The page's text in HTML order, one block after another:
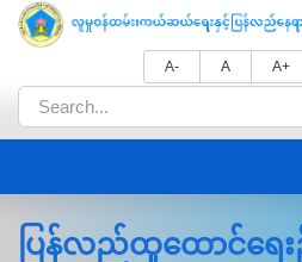
A- A A+
ပြန်လည်ထူထောင်ရေး